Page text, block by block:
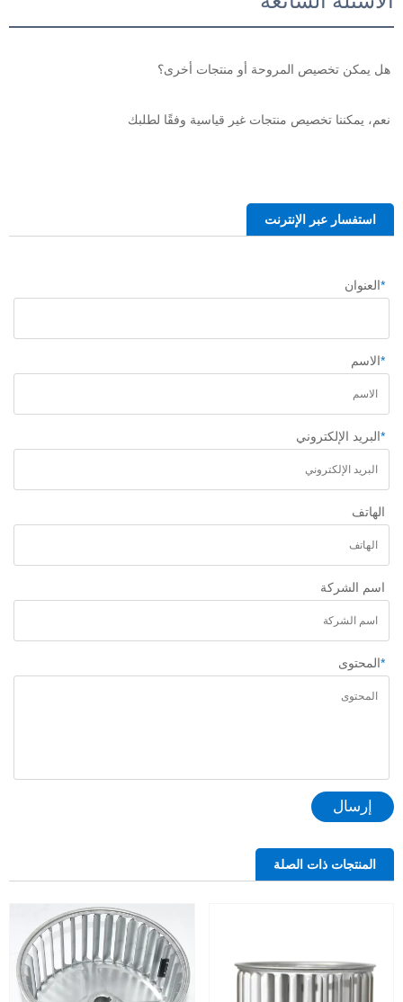
هل يمكن تخصيص المروحة أو منتجات أخرى؟
نعم، يمكننا تخصيص منتجات غير قياسية وفقًا لطلبك
استفسار عبر الإنترنت
*العنوان
*الاسم
*البريد الإلكتروني
الهاتف
اسم الشركة
*المحتوى
إرسال
المنتجات ذات الصلة